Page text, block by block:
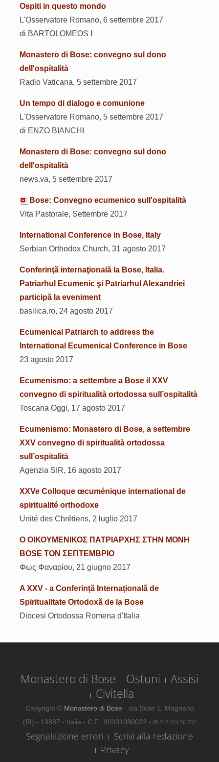
Ospiti in questo mondo
L'Osservatore Romano, 6 settembre 2017
di BARTOLOMEOS I
Monastero di Bose: convegno sul dono
dell'ospitalità
Radio Vaticana, 5 settembre 2017
Un tempo di dialogo e comunione
L'Osservatore Romano, 5 settembre 2017
di ENZO BIANCHI
Monastero di Bose: convegno sul dono
dell'ospitalità
news.va, 5 settembre 2017
Bose: Convegno ecumenico sull'ospitalità
Vita Pastorale, Settembre 2017
International Conference in Bose, Italy
Serbian Orthodox Church, 31 agosto 2017
Conferinţă internaţională la Bose, Italia.
Patriarhul Ecumenic şi Patriarhul Alexandriei
participă la eveniment
basilica.ro, 24 agosto 2017
Ecumenical Patriarch to address the
International Ecumenical Conference in Bose
23 agosto 2017
Ecumenismo: a settembre a Bose il XXV
convegno di spiritualità ortodossa sull’ospitalità
Toscana Oggi, 17 agosto 2017
Ecumenismo: Monastero di Bose, a settembre
XXV convegno di spiritualità ortodossa
sull’ospitalità
Agenzia SIR, 16 agosto 2017
XXVe Colloque œcuménique international de
spiritualité orthodoxe
Unité des Chrétiens, 2 luglio 2017
Ο ΟΙΚΟΥΜΕΝΙΚΟΣ ΠΑΤΡΙΑΡΧΗΣ ΣΤΗΝ ΜΟΝΗ
BOSE ΤΟΝ ΣΕΠΤΕΜΒΡΙΟ
Φως Φαναρίου, 21 giugno 2017
A XXV - a Conferință Internațională de
Spiritualitate Ortodoxă de la Bose
Diocesi Ortodossa Romena d'Italia
Monastero di Bose Ostuni
Assisi
Civitella
Copyright © Monastero di Bose - via Bose 1, Magnano
(BI) - 13887 - Italia - C.F.: 90031080022 - IP 212.224.76.252
Segnalazione errori
Scrivi alla redazione
Privacy